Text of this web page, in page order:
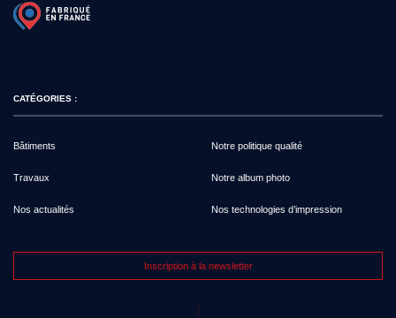
CATÉGORIES :
Bâtiments
Travaux
Nos actualités
Notre politique qualité
Notre album photo
Nos technologies d’impression
Inscription à la newsletter